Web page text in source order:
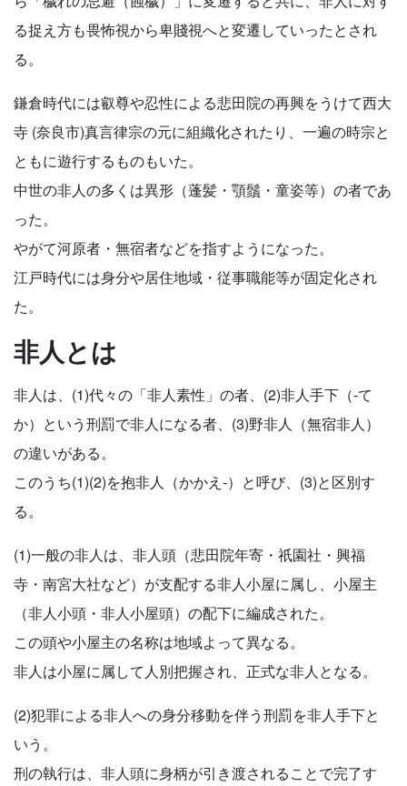
る捉え方も畏怖視から卑賤視へと変遷していったとされ
る。
鎌倉時代には叡尊や忍性による悲田院の再興をうけて西大
寺 (奈良市)真言律宗の元に組織化されたり、一遍の時宗と
ともに遊行するものもいた。
中世の非人の多くは異形（蓬髪・顎鬚・童姿等）の者であ
った。
やがて河原者・無宿者などを指すようになった。
江戸時代には身分や居住地域・従事職能等が固定化され
た。
非人とは
非人は、(1)代々の「非人素性」の者、(2)非人手下（-て
か）という刑罰で非人になる者、(3)野非人（無宿非人）
の違いがある。
このうち(1)(2)を抱非人（かかえ-）と呼び、(3)と区別す
る。
(1)一般の非人は、非人頭（悲田院年寄・祇園社・興福
寺・南宮大社など）が支配する非人小屋に属し、小屋主
（非人小頭・非人小屋頭）の配下に編成された。
この頭や小屋主の名称は地域よって異なる。
非人は小屋に属して人別把握され、正式な非人となる。
(2)犯罪による非人への身分移動を伴う刑罰を非人手下と
いう。
刑の執行は、非人頭に身柄が引き渡されることで完了す